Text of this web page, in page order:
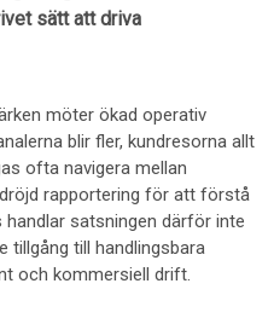
sätt att driva
möter ökad operativ
blir fler, kundresorna allt
ofta navigera mellan
rapportering för att förstå
satsningen därför inte
tillgång till handlingsbara
och kommersiell drift.